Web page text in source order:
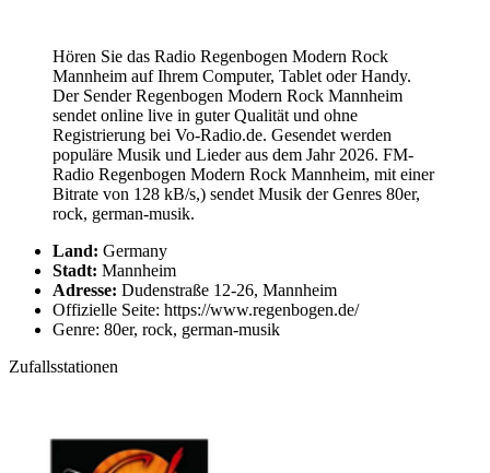
Hören Sie das Radio Regenbogen Modern Rock
Mannheim auf Ihrem Computer, Tablet oder Handy.
Der Sender Regenbogen Modern Rock Mannheim
sendet online live in guter Qualität und ohne
Registrierung bei Vo-Radio.de. Gesendet werden
populäre Musik und Lieder aus dem Jahr 2026. FM-
Radio Regenbogen Modern Rock Mannheim, mit einer
Bitrate von 128 kB/s,) sendet Musik der Genres 80er,
rock, german-musik.
Land: Germany
Stadt: Mannheim
Adresse: Dudenstraße 12-26, Mannheim
Offizielle Seite: https://www.regenbogen.de/
Genre: 80er, rock, german-musik
Zufallsstationen